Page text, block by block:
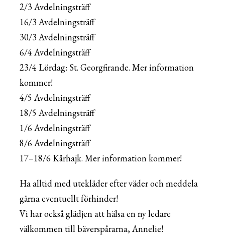
2/3 Avdelningsträff
16/3 Avdelningsträff
30/3 Avdelningsträff
6/4 Avdelningsträff
23/4 Lördag: St. Georgfirande. Mer information
kommer!
4/5 Avdelningsträff
18/5 Avdelningsträff
1/6 Avdelningsträff
8/6 Avdelningsträff
17–18/6 Kårhajk. Mer information kommer!
Ha alltid med utekläder efter väder och meddela
gärna eventuellt förhinder!
Vi har också glädjen att hälsa en ny ledare
välkommen till bäverspårarna, Annelie!